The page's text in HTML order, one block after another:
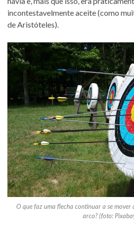
incontestavelmente aceite (como
de Aristóteles).
O que faz uma flecha continuar a se mover
arco? (foto: